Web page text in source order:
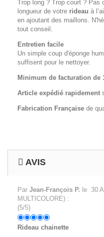
Trop long ? Trop court ? Pas
longueur de votre rideau à
en ajoutant des maillons.
tout conseil.
Entretien facile
Un simple coup d'éponge
suffisent pour le nettoyer.
Minimum de facturation de
Article expédié rapidement
Fabrication Française de
AVIS
Par Jean-François P. le 30
MULTICOLORE) :
(5/5)
Rideau chainette